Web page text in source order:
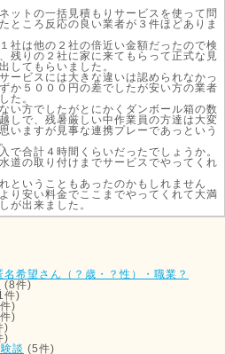
ットの一括見積もりサービスを使って問
ところ反応の良い業者が３件ほどありま
社は他の２社の倍近い金額だったので検
残りの２社に家に来てもらって正式な見
してもらいました。
ービスには大きな違いは認められなかっ
か５０００円の差でしたが安い方の業者
た。
い方でしたがとにかくダンボール箱の数
しで、残暑厳しい中作業員の方達は大変
いますが見事な連携プレーであっという
で合計４時間くらいだったでしょうか。
道の取り付けまでサービスでやってくれ
ということもあったのかもしれません
り安い料金でここまでやってくれて大満
が出来ました。
名希望さん（？歳・？性）・職業？
(8件)
件)
)
)
)
)
談 (5件)